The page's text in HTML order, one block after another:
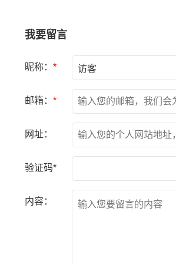
我要留言
昵称： *
邮箱： *
网址：
验证码*
内容：